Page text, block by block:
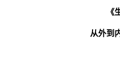
《
从外到